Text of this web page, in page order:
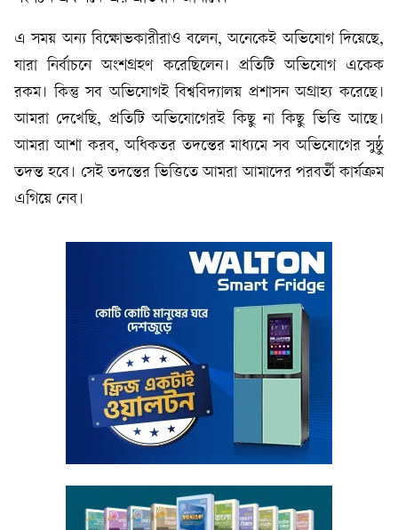
এ সময় অন্য বিক্ষোভকারীরাও বলেন, অনেকেই অভিযোগ দিয়েছে,
যারা নির্বাচনে অংশগ্রহণ করেছিলেন। প্রতিটি অভিযোগ একেক
রকম। কিন্তু সব অভিযোগই বিশ্ববিদ্যালয় প্রশাসন অগ্রাহ্য করেছে।
আমরা দেখেছি, প্রতিটি অভিযোগেরই কিছু না কিছু ভিত্তি আছে।
আমরা আশা করব, অধিকতর তদন্তের মাধ্যমে সব অভিযোগের সুষ্ঠু
তদন্ত হবে। সেই তদন্তের ভিত্তিতে আমরা আমাদের পরবর্তী কার্যক্রম
এগিয়ে নেব।